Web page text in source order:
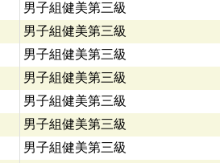
男子組健美第三級
男子組健美第三級
男子組健美第三級
男子組健美第三級
男子組健美第三級
男子組健美第三級
男子組健美第三級